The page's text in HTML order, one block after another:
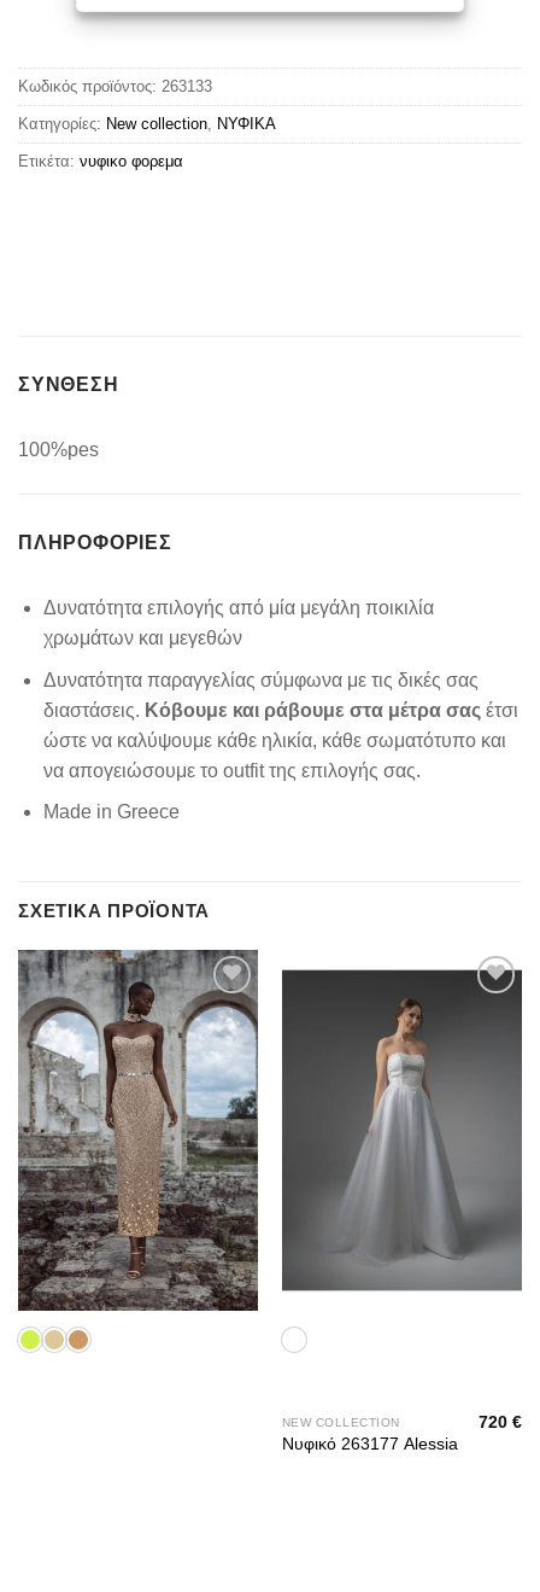
Κωδικός προϊόντος: 263133
Κατηγορίες: New collection ΝΥΦΙΚΑ
Ετικέτα: νυφικο φορεμα
ΣΥΝΘΕΣΗ
100%pes
ΠΛΗΡΟΦΟΡΊΕΣ
Δυνατότητα επιλογής από μία μεγάλη ποικιλία
χρωμάτων και μεγεθών
Δυνατότητα παραγγελίας σύμφωνα με τις δικές σας
διαστάσεις. Κόβουμε και ράβουμε στα μέτρα σας έτσι
ώστε να καλύψουμε κάθε ηλικία, κάθε σωματότυπο και
να απογειώσουμε το outfit της επιλογής σας.
Made in Greece
ΣΧΕΤΙΚΆ ΠΡΟΪΌΝΤΑ
Add to
wishlist
NEW COLLECTION
Νυφικό 263177 Alessia
720€